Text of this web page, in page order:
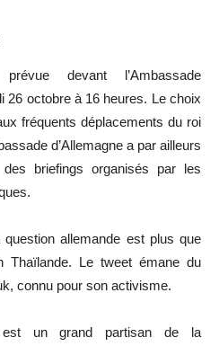
devant l’Ambassade
26 octobre à 16 heures. Le choix
fréquents déplacements du roi
d’Allemagne a par ailleurs
briefings organisés par les
allemande est plus que
Thaïlande. Le tweet émane du
connu pour son activisme.
est un grand partisan de la